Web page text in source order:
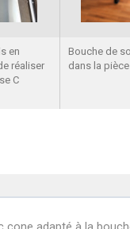
en
réaliser
C
Bouche de
dans la